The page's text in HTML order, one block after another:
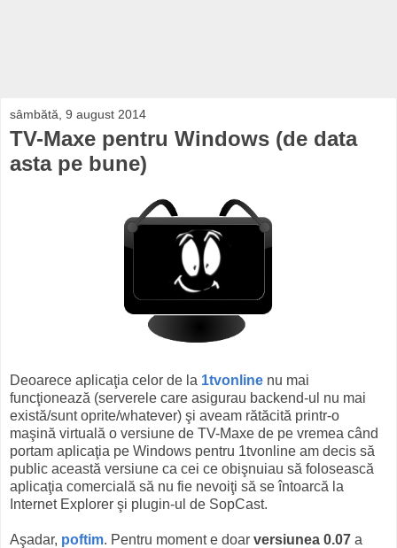
sâmbătă, 9 august 2014
TV-Maxe pentru Windows (de data
asta pe bune)
Deoarece aplicaţia celor de la 1tvonline nu mai
funcţionează (serverele care asigurau backend-ul nu mai
există/sunt oprite/whatever) şi aveam rătăcită printr-o
maşină virtuală o versiune de TV-Maxe de pe vremea când
portam aplicaţia pe Windows pentru 1tvonline am decis să
public această versiune ca cei ce obişnuiau să folosească
aplicaţia comercială să nu fie nevoiţi să se întoarcă la
Internet Explorer şi plugin-ul de SopCast.
Aşadar, poftim. Pentru moment e doar versiunea 0.07 a